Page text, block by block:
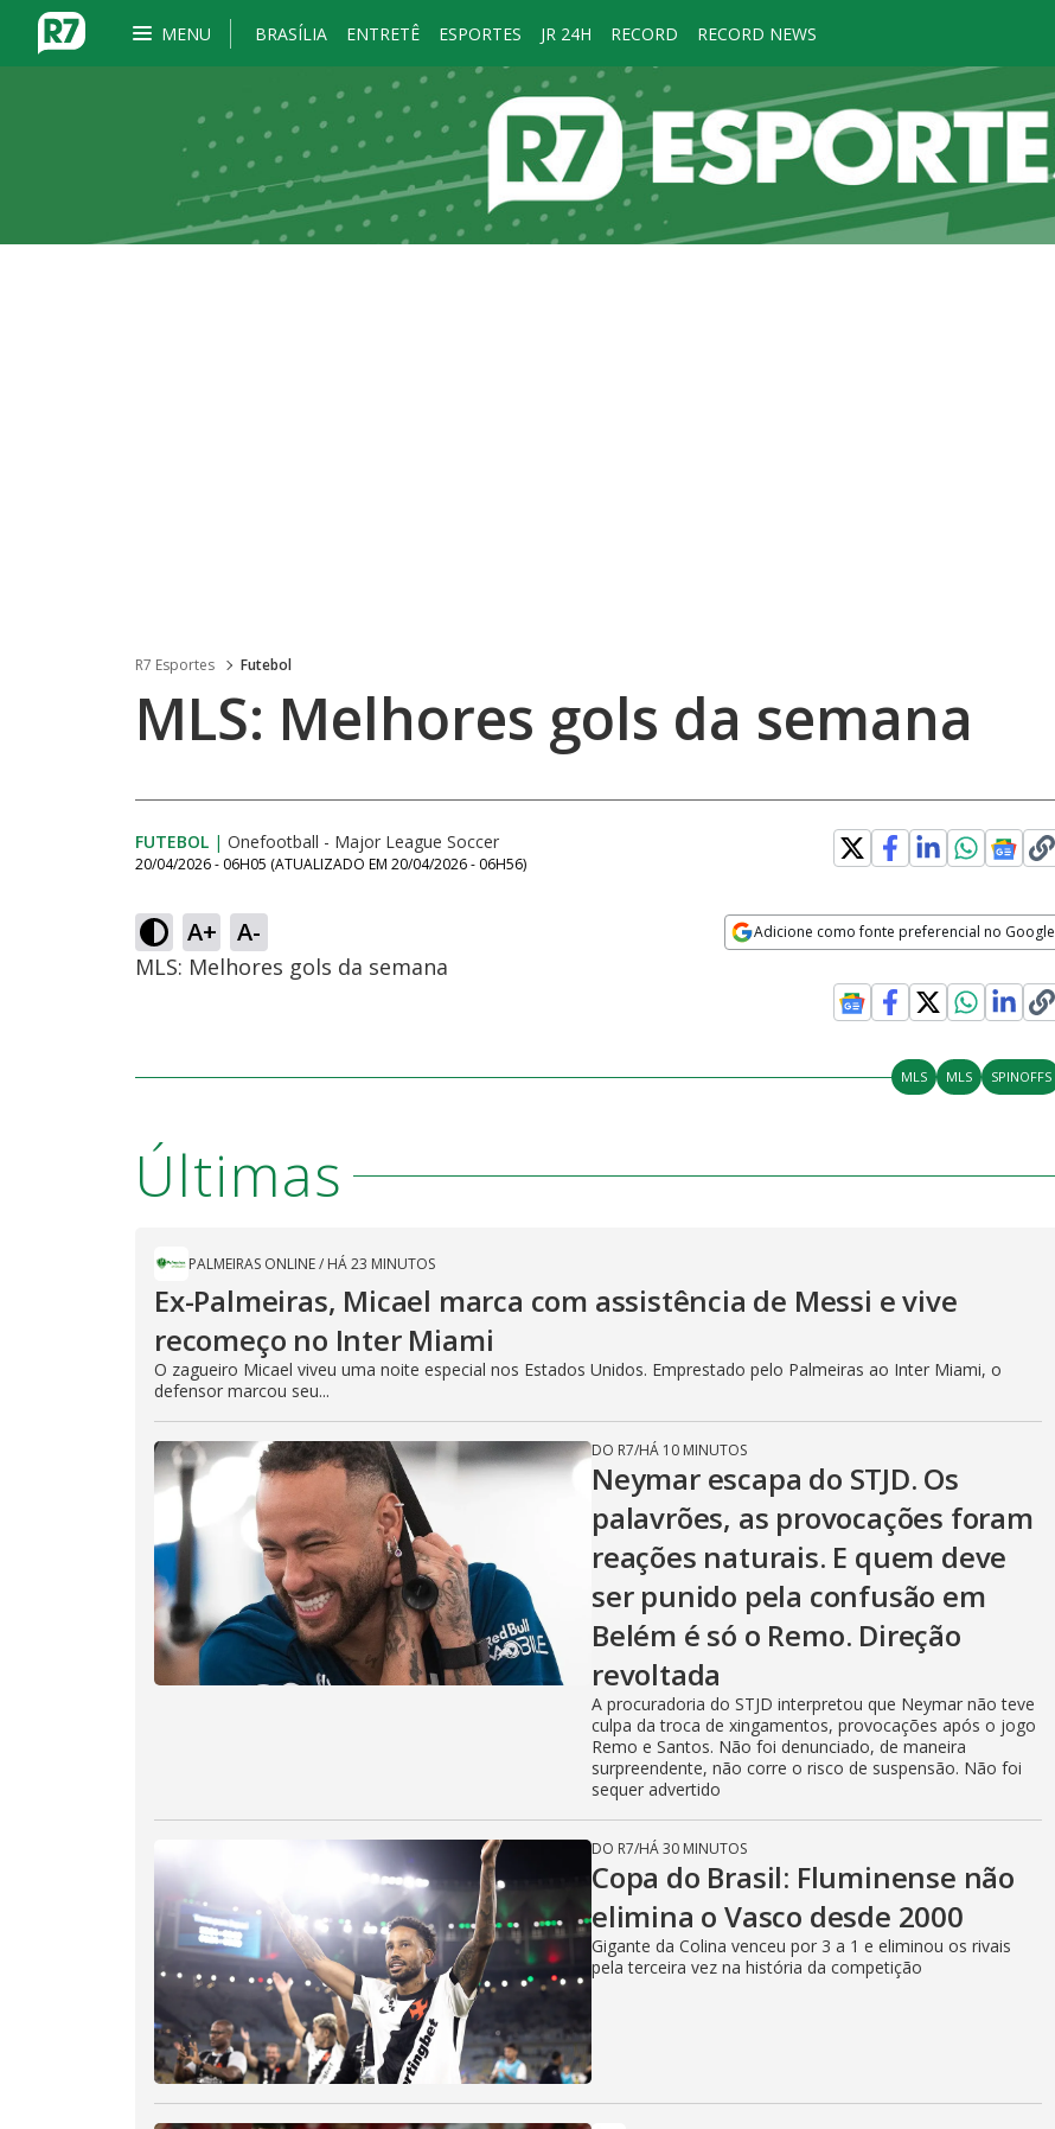
MENU BRASÍLIA ENTRETÊ ESPORTES JR 24H RECORD RECORD NEWS
R7 Esportes Futebol
MLS: Melhores gols da semana
FUTEBOL | Onefootball - Major League Soccer
20/04/2026 - 06H05 (ATUALIZADO EM 20/04/2026 - 06H56)
A+ A- Adicione como fonte preferencial no Google
MLS: Melhores gols da semana
MLS MLS SPINOFFS
Últimas
PALMEIRAS ONLINE/ HÁ 23 MINUTOS
Ex-Palmeiras, Micael marca com assistência de Messi e vive
recomeço no Inter Miami
O zagueiro Micael viveu uma noite especial nos Estados Unidos. Emprestado pelo Palmeiras ao Inter Miami, o
defensor marcou seu...
DO R7/HÁ 10 MINUTOS
Neymar escapa do STJD. Os
palavrões, as provocações foram
reações naturais. E quem deve
ser punido pela confusão em
Belém é só o Remo. Direção
revoltada
A procuradoria do STJD interpretou que Neymar não teve
culpa da troca de xingamentos, provocações após o jogo
Remo e Santos. Não foi denunciado, de maneira
surpreendente, não corre o risco de suspensão. Não foi
sequer advertido
DO R7/HÁ 30 MINUTOS
Copa do Brasil: Fluminense não
elimina o Vasco desde 2000
Gigante da Colina venceu por 3 a 1 e eliminou os rivais
pela terceira vez na história da competição